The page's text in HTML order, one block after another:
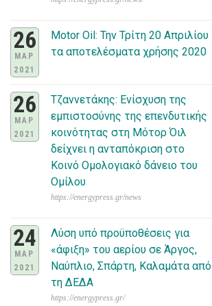
26
ΜΑΡ
2021
Motor Oil: Την Τρίτη 20 Απριλίου
τα αποτελέσματα χρήσης 2020
26
ΜΑΡ
2021
Τζαννετάκης: Ενίσχυση της
εμπιστοσύνης της επενδυτικής
κοινότητας στη Μότορ Όιλ
δείχνει η ανταπόκριση στο
Κοινό Ομολογιακό δάνειο του
Ομίλου
https://energypress.gr/news
24
ΜΑΡ
2021
Λύση υπό προϋποθέσεις για
«άφιξη» του αερίου σε Άργος,
Ναύπλιο, Σπάρτη, Καλαμάτα από
τη ΔΕΔΑ
https://energypress.gr/